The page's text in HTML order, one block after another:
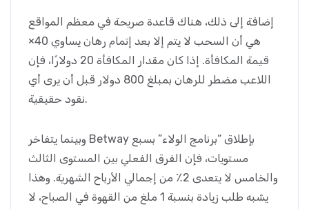
إضافة إلى ذلك، هناك قاعدة صريحة في معظم المواقع
هي أن السحب لا يتم إلا بعد إتمام رهان يساوي 40×
قيمة المكافأة. إذا كان مقدار المكافأة 20 دولارًا، فإن
اللاعب مضطر للرهان بمبلغ 800 دولار قبل أن يرى أي
نقود حقيقية.
وبينما يتفاخر Betway بإطلاق “برنامج الولاء” بسبع
مستويات، فإن الفرق الفعلي بين المستوى الثالث
والخامس لا يتعدى 2٪ من إجمالي الأرباح الشهرية. وهذا
يشبه طلب زيادة بنسبة 1 ملغ من القهوة في الصباح، لا